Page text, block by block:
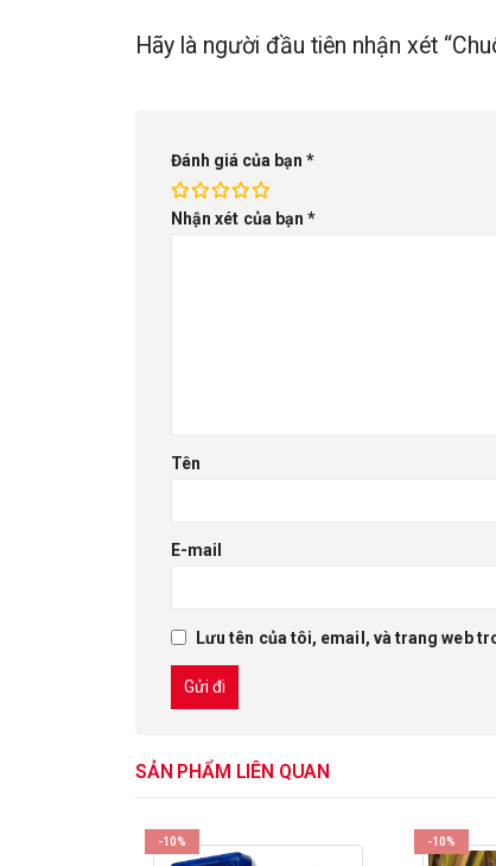
Hãy là người đầu tiên nhận xét
Đánh giá của bạn *
Nhận xét của bạn*
Tên
E-mail
Lưu tên của tôi, email, và trang web
SẢN PHẨM LIÊN QUAN
-10% -10%